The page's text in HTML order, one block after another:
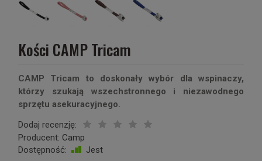
Kości CAMP Tricam
CAMP Tricam to doskonały wybór dla wspinaczy,
którzy szukają wszechstronnego i niezawodnego
sprzętu asekuracyjnego.
Dodaj recenzję:
Producent: Camp
Dostępność:
Jest